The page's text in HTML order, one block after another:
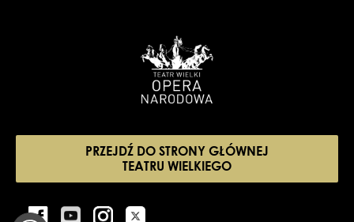
PRZEJDŹ DO STRONY GŁÓWNEJ
TEATRU WIELKIEGO